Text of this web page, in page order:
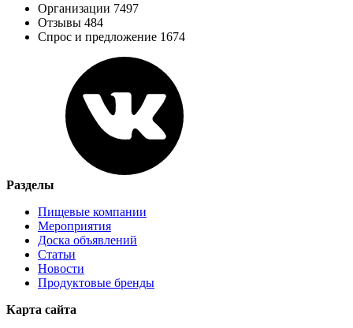
Организации 7497
Отзывы 484
Спрос и предложение 1674
Разделы
Пищевые компании
Мероприятия
Доска объявлений
Статьи
Новости
Продуктовые бренды
Карта сайта